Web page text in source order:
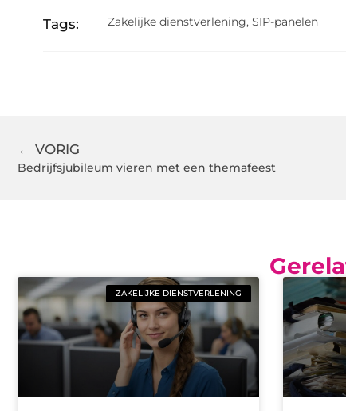
Tags: Zakelijke dienstverlening,SIP-panelen
← VORIG
Bedrijfsjubileum vieren met een themafeest
ZAKELIJKE DIENSTVERLENING